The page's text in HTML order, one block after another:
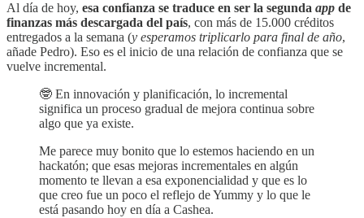
Al día de hoy, esa confianza se traduce en ser la segunda app de
finanzas más descargada del país, con más de 15.000 créditos
entregados a la semana (y esperamos triplicarlo para final de año,
añade Pedro). Eso es el inicio de una relación de confianza que se
vuelve incremental.
🤓 En innovación y planificación, lo incremental
significa un proceso gradual de mejora continua sobre
algo que ya existe.
Me parece muy bonito que lo estemos haciendo en un
hackatón; que esas mejoras incrementales en algún
momento te llevan a esa exponencialidad y que es lo
que creo fue un poco el reflejo de Yummy y lo que le
está pasando hoy en día a Cashea.